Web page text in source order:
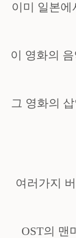
이미 일본
이 영화의
그 영화의
여러가지
OST의 맨